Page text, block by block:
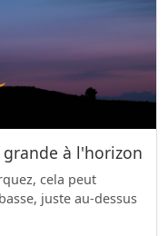
à l'horizon
cela peut
juste au-dessus